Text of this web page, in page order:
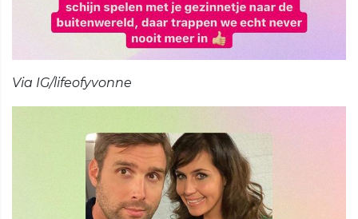
Via IG/lifeofyvonne